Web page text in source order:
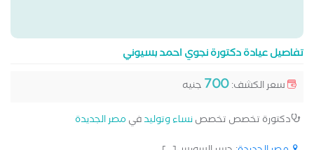
تفاصيل عيادة دكتورة نجوي احمد بسيوني
سعر الكشف:700 جنيه
دكتورة تخصص تخصصنساء وتوليدفي مصر الجديدة